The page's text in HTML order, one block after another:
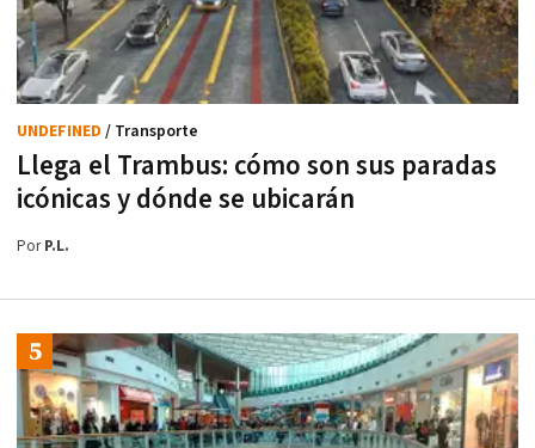
Llega el Trambus: cómo son sus paradas
icónicas y dónde se ubicarán
UNDEFINED / Transporte
PorP.L.